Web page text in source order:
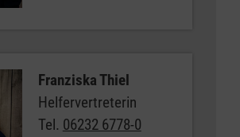
Franziska Thiel
Helfervertreterin
Tel. 06232 6778-0